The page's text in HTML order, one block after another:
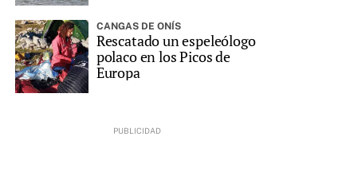
CANGAS DE ONÍS
Rescatado un espeleólogo
polaco en los Picos de
Europa